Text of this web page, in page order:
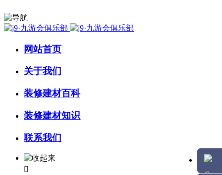
网站首页
关于我们
装修建材百科
装修建材知识
联系我们
